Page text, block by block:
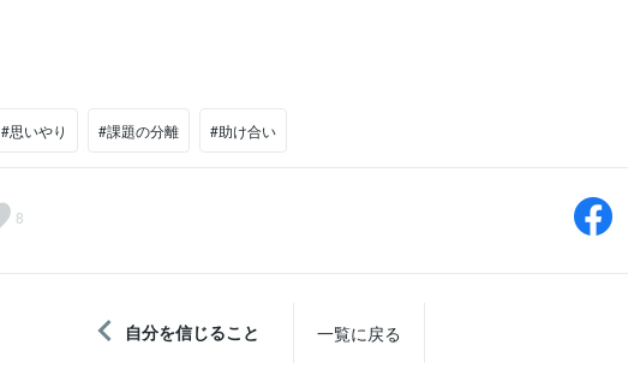
#思いやり #課題の分離 #助け合い
8
自分を信じること 一覧に戻る